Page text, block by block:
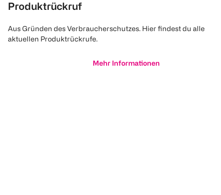
Produktrückruf
Aus Gründen des Verbraucherschutzes. Hier findest du alle
aktuellen Produktrückrufe.
Mehr Informationen